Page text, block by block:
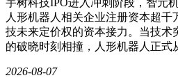
人形机器人相关企业注册资本超
技未来定价权的资本接力。当技术
的破晓时刻相撞，人形机器人正
2026-08-07